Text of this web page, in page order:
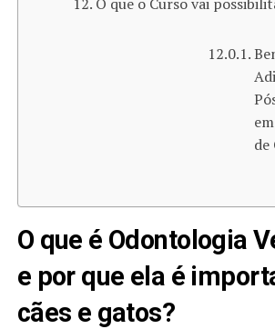
de
O que é Odontologia
e por que ela é
cães e gatos?